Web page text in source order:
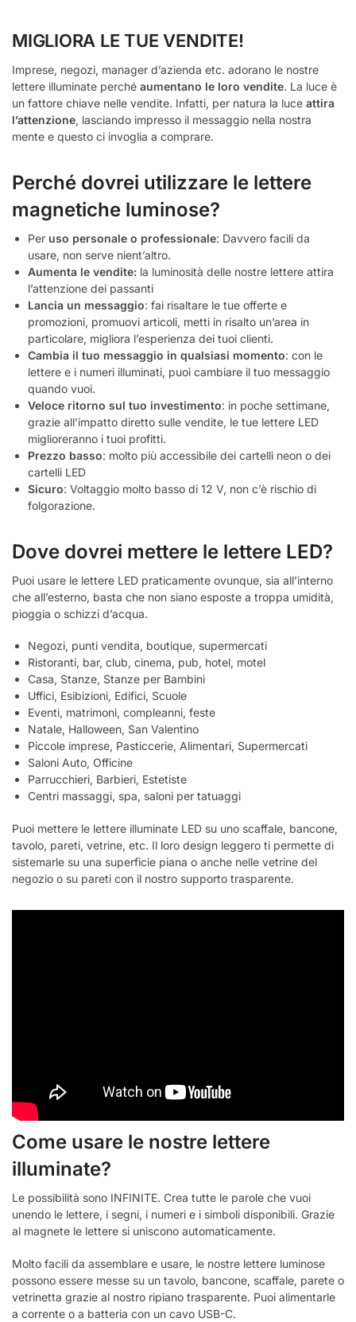
MIGLIORA LE TUE VENDITE!
Imprese, negozi, manager d’azienda etc. adorano le nostre
lettere illuminate perché aumentano le loro vendite. La luce è
un fattore chiave nelle vendite. Infatti, per natura la luce attira
l’attenzione, lasciando impresso il messaggio nella nostra
mente e questo ci invoglia a comprare.
Perché dovrei utilizzare le lettere
magnetiche luminose?
Per uso personale o professionale: Davvero facili da
usare, non serve nient’altro.
Aumenta le vendite: la luminosità delle nostre lettere attira
l’attenzione dei passanti
Lancia un messaggio: fai risaltare le tue offerte e
promozioni, promuovi articoli, metti in risalto un’area in
particolare, migliora l’esperienza dei tuoi clienti.
Cambia il tuo messaggio in qualsiasi momento: con le
lettere e i numeri illuminati, puoi cambiare il tuo messaggio
quando vuoi.
Veloce ritorno sul tuo investimento: in poche settimane,
grazie all’impatto diretto sulle vendite, le tue lettere LED
miglioreranno i tuoi profitti.
Prezzo basso: molto più accessibile dei cartelli neon o dei
cartelli LED
Sicuro: Voltaggio molto basso di 12 V, non c’è rischio di
folgorazione.
Dove dovrei mettere le lettere LED?
Puoi usare le lettere LED praticamente ovunque, sia all’interno
che all’esterno, basta che non siano esposte a troppa umidità,
pioggia o schizzi d’acqua.
Negozi, punti vendita, boutique, supermercati
Ristoranti, bar, club, cinema, pub, hotel, motel
Casa, Stanze, Stanze per Bambini
Uffici, Esibizioni, Edifici, Scuole
Eventi, matrimoni, compleanni, feste
Natale, Halloween, San Valentino
Piccole imprese, Pasticcerie, Alimentari, Supermercati
Saloni Auto, Officine
Parrucchieri, Barbieri, Estetiste
Centri massaggi, spa, saloni per tatuaggi
Puoi mettere le lettere illuminate LED su uno scaffale, bancone,
tavolo, pareti, vetrine, etc. Il loro design leggero ti permette di
sistemarle su una superficie piana o anche nelle vetrine del
negozio o su pareti con il nostro supporto trasparente.
Come usare le nostre lettere
illuminate?
Le possibilità sono INFINITE. Crea tutte le parole che vuoi
unendo le lettere, i segni, i numeri e i simboli disponibili. Grazie
al magnete le lettere si uniscono automaticamente.
Molto facili da assemblare e usare, le nostre lettere luminose
possono essere messe su un tavolo, bancone, scaffale, parete o
vetrinetta grazie al nostro ripiano trasparente. Puoi alimentarle
a corrente o a batteria con un cavo USB-C.